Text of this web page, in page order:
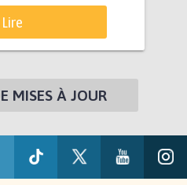
Lire
MISES À JOUR